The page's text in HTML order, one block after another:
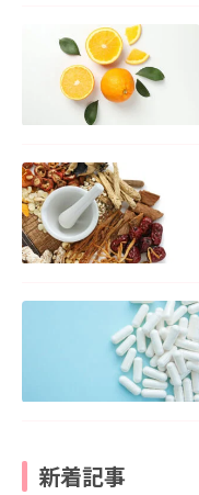
新着記事